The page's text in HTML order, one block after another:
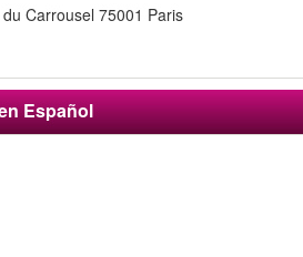
Carrousel 75001 Paris
Español